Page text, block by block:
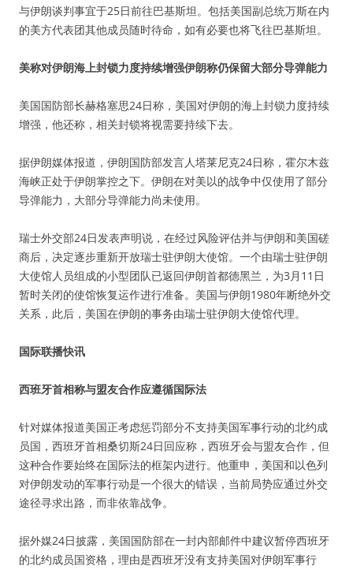
与伊朗谈判事宜于25日前往巴基斯坦。包括美国副总统万斯在内
的美方代表团其他成员随时待命，如有必要也将飞往巴基斯坦。
美称对伊朗海上封锁力度持续增强伊朗称仍保留大部分导弹能力
美国国防部长赫格塞思24日称，美国对伊朗的海上封锁力度持续
增强，他还称，相关封锁将视需要持续下去。
据伊朗媒体报道，伊朗国防部发言人塔莱尼克24日称，霍尔木兹
海峡正处于伊朗掌控之下。伊朗在对美以的战争中仅使用了部分
导弹能力，大部分导弹能力尚未使用。
瑞士外交部24日发表声明说，在经过风险评估并与伊朗和美国磋
商后，决定逐步重新开放瑞士驻伊朗大使馆。一个由瑞士驻伊朗
大使馆人员组成的小型团队已返回伊朗首都德黑兰，为3月11日
暂时关闭的使馆恢复运作进行准备。美国与伊朗1980年断绝外交
关系，此后，美国在伊朗的事务由瑞士驻伊朗大使馆代理。
国际联播快讯
西班牙首相称与盟友合作应遵循国际法
针对媒体报道美国正考虑惩罚部分不支持美国军事行动的北约成
员国，西班牙首相桑切斯24日回应称，西班牙会与盟友合作，但
这种合作要始终在国际法的框架内进行。他重申，美国和以色列
对伊朗发动的军事行动是一个很大的错误，当前局势应通过外交
途径寻求出路，而非依靠战争。
据外媒24日披露，美国国防部在一封内部邮件中建议暂停西班牙
的北约成员国资格，理由是西班牙没有支持美国对伊朗军事行